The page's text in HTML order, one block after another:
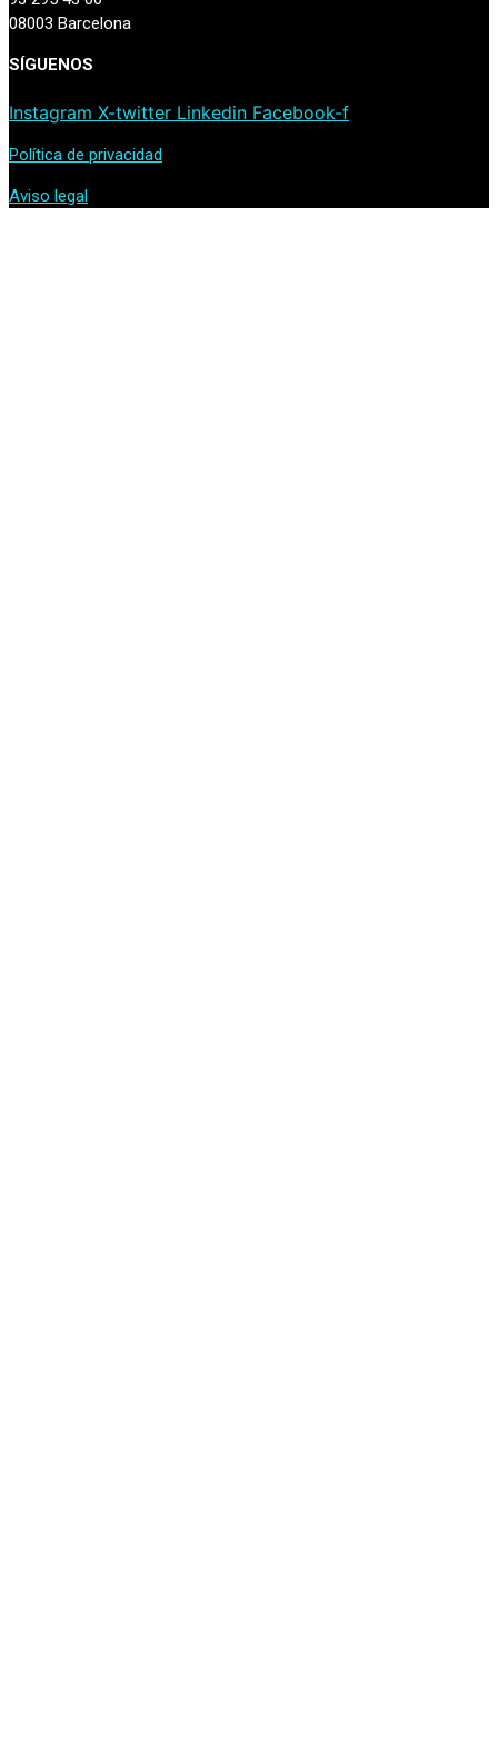
08003 Barcelona
SÍGUENOS
Instagram X-twitter Linkedin Facebook-f
Política de privacidad
Aviso legal